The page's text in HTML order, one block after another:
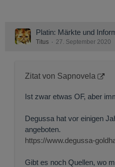
Platin: Märkte und
Titus 27. September 2020
Zitat von Sapnovela
Ist zwar etwas OF, aber
Degussa hat vor einigen
angeboten.
https://www.degussa-
Gibt es noch Quellen, wo